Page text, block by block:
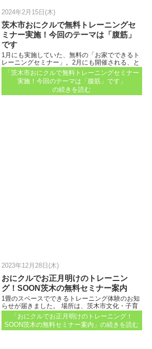
2024年2月15日(木)
茨木市おにクルで無料トレーニングセ
ミナー実施！今回のテーマは「腹筋」
です
1月にも実施していた、無料の「お家でできるト
レーニングセミナー」。2月にも開催される、と
案内が届いています。 会場は、茨木市文化・子
育て複合施設おにクル3階の多目的室...
「茨木市おにクルで無料トレーニングセミナー
実施！今回のテーマは「腹筋」です」
の続きを読む
2023年12月28日(木)
おにクルでお正月明けのトレーニン
グ！SOON茨木の無料セミナー案内
1畳のスペースでできるトレーニング体験のお知
らせが届きました。 場所は、茨木市文化・子育
て複合施設おにクル3階の多目的室。 多目的室
は、こーんな明るいお部屋でした...
「おにクルでお正月明けのトレーニング！
SOON茨木の無料セミナー案内」の続きを読む